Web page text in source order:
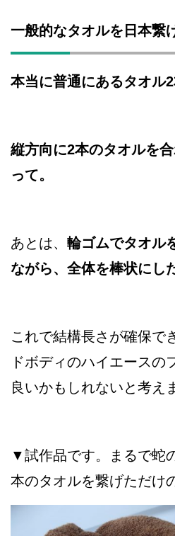
一般的なタオルを日本繋
本当に普通にあるタオル
縦方向に2本のタオルを
って。
あとは、 輪ゴムでタオル
ながら、全体を棒状にし
これで結構長さが確保で
ドボディのハイエースの
良いかもしれないと考え
▼試作品です。まるで蛇
本のタオルを繋げただけ